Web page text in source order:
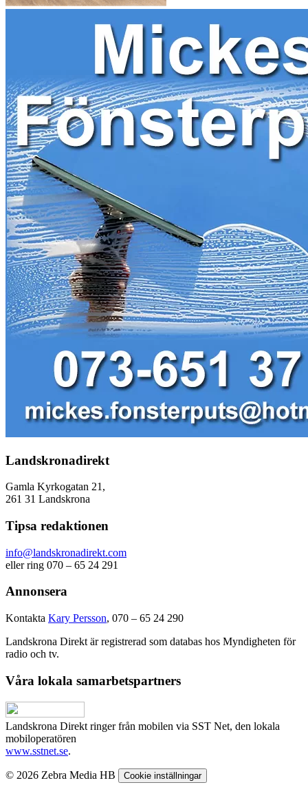
Landskronadirekt
Gamla Kyrkogatan 21,
261 31 Landskrona
Tipsa redaktionen
info@landskronadirekt.com
eller ring 070 – 65 24 291
Annonsera
Kontakta Kary Persson, 070 – 65 24 290
Landskrona Direkt är registrerad som databas hos Myndigheten för
radio och tv.
Våra lokala samarbetspartners
Landskrona Direkt ringer från mobilen via SST Net, den lokala
mobiloperatören
www.sstnet.se.
© 2026 Zebra Media HB Cookie inställningar